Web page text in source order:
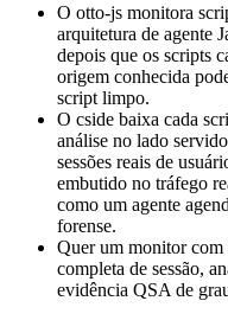
O otto-js monitora
arquitetura de agente
depois que os scripts
origem conhecida
script limpo.
O cside baixa cada
análise no lado
sessões reais de
embutido no tráfego
como um agente
forense.
Quer um monitor com
completa de sessão,
evidência QSA de